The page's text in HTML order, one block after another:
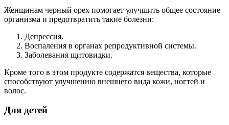
Женщинам черный орех помогает улучшить общее состояние
организма и предотвратить такие болезни:
Депрессия.
Воспаления в органах репродуктивной системы.
Заболевания щитовидки.
Кроме того в этом продукте содержатся вещества, которые
способствуют улучшению внешнего вида кожи, ногтей и
волос.
Для детей